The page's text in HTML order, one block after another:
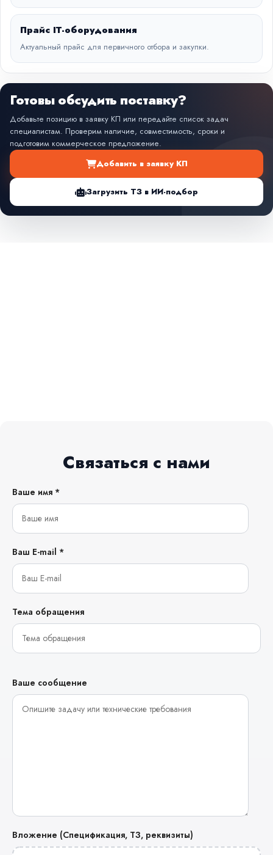
Прайс IT-оборудования
Актуальный прайс для первичного отбора и закупки.
Готовы обсудить поставку?
Добавьте позицию в заявку КП или передайте список задач
специалистам. Проверим наличие, совместимость, сроки и
подготовим коммерческое предложение.
Добавить в заявку КП
Загрузить ТЗ в ИИ-подбор
Связаться с нами
Ваше имя *
Ваш E-mail *
Тема обращения
Ваше сообщение
Вложение (Спецификация, ТЗ, реквизиты)